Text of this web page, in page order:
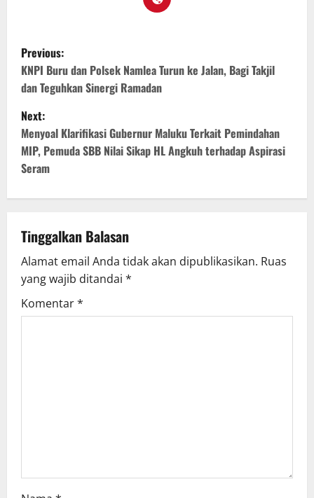
Previous:
KNPI Buru dan Polsek Namlea Turun ke Jalan, Bagi Takjil
dan Teguhkan Sinergi Ramadan
Next:
Menyoal Klarifikasi Gubernur Maluku Terkait Pemindahan
MIP, Pemuda SBB Nilai Sikap HL Angkuh terhadap Aspirasi
Seram
Tinggalkan Balasan
Alamat email Anda tidak akan dipublikasikan. Ruas
yang wajib ditandai *
Komentar*